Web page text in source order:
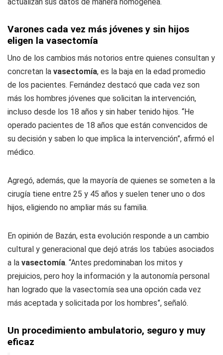
Varones cada vez más jóvenes y sin hijos
eligen la vasectomía
Uno de los cambios más notorios entre quienes consultan y
concretan la vasectomía, es la baja en la edad promedio
de los pacientes. Fernández destacó que cada vez son
más los hombres jóvenes que solicitan la intervención,
incluso desde los 18 años y sin haber tenido hijos. “He
operado pacientes de 18 años que están convencidos de
su decisión y saben lo que implica la intervención”, afirmó el
médico.
Agregó, además, que la mayoría de quienes se someten a la
cirugía tiene entre 25 y 45 años y suelen tener uno o dos
hijos, eligiendo no ampliar más su familia.
En opinión de Bazán, esta evolución responde a un cambio
cultural y generacional que dejó atrás los tabúes asociados
a la vasectomía. “Antes predominaban los mitos y
prejuicios, pero hoy la información y la autonomía personal
han logrado que la vasectomía sea una opción cada vez
más aceptada y solicitada por los hombres”, señaló.
Un procedimiento ambulatorio, seguro y muy
eficaz